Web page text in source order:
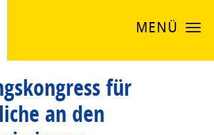
MENÜ
für
an den